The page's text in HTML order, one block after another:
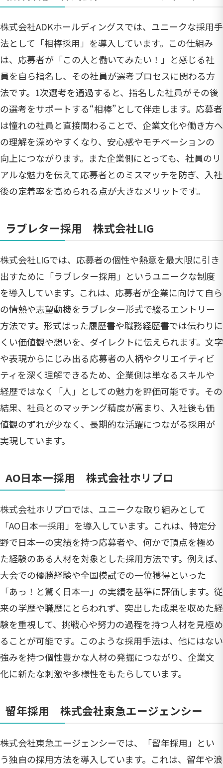
株式会社ADKホールディングスでは、ユニークな採用手
法として「相棒採用」を導入しています。この仕組み
は、応募者が「この人と働いてみたい！」と感じる社
員を自ら指名し、その社員が選考プロセスに関わる方
法です。1次選考を通過すると、指名した社員がその後
の選考をサポートする“相棒”として伴走します。応募者
は憧れの社員と直接関わることで、企業文化や働き方へ
の理解を深めやすくなり、安心感やモチベーションの
向上につながります。また企業側にとっても、社員のリ
アルな魅力を伝えて応募者とのミスマッチを防ぎ、入社
後の定着率を高められる点が大きなメリットです。
ラブレター採用 株式会社LIG
株式会社LIGでは、応募者の個性や熱意を最大限に引き
出すために「ラブレター採用」というユニークな制度
を導入しています。これは、応募者が企業に向けて自ら
の情熱や志望動機をラブレター形式で綴るエントリー
方法です。形式ばった履歴書や職務経歴書では伝わりに
くい価値観や想いを、ダイレクトに伝えられます。文字
や表現からにじみ出る応募者の人柄やクリエイティビ
ティを深く理解できるため、企業側は単なるスキルや
経歴ではなく「人」としての魅力を評価可能です。その
結果、社員とのマッチング精度が高まり、入社後も価
値観のずれが少なく、長期的な活躍につながる採用が
実現しています。
AO日本一採用 株式会社ホリプロ
株式会社ホリプロでは、ユニークな取り組みとして
「AO日本一採用」を導入しています。これは、特定分
野で日本一の実績を持つ応募者や、何かで頂点を極め
た経験のある人材を対象とした採用方法です。例えば、
大会での優勝経験や全国模試での一位獲得といった
「あっ！と驚く日本一」の実績を基準に評価します。従
来の学歴や職歴にとらわれず、突出した成果を収めた経
験を重視して、挑戦心や努力の過程を持つ人材を見極め
ることが可能です。このような採用手法は、他にはない
強みを持つ個性豊かな人材の発掘につながり、企業文
化に新たな刺激や多様性をもたらしています。
留年採用 株式会社東急エージェンシー
株式会社東急エージェンシーでは、「留年採用」とい
う独自の採用方法を導入しています。これは、留年や浪